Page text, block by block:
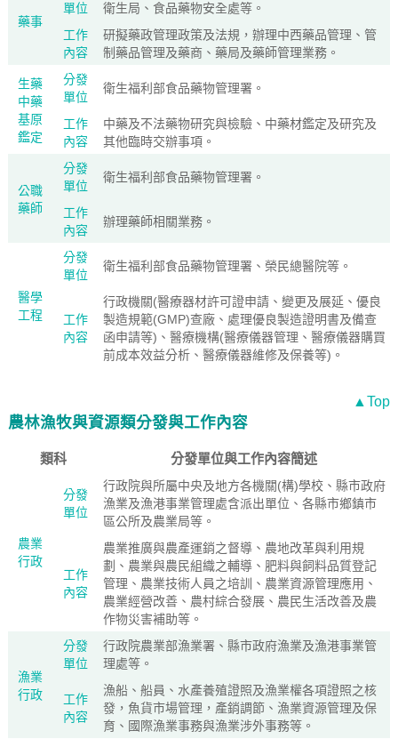
藥事
單位
衛生局、食品藥物安全處等。
工作
內容
研擬藥政管理政策及法規，辦理中西藥品管理、管
制藥品管理及藥商、藥局及藥師管理業務。
生藥
中藥
基原
鑑定
分發
單位
衛生福利部食品藥物管理署。
工作
內容
中藥及不法藥物研究與檢驗、中藥材鑑定及研究及
其他臨時交辦事項。
公職
藥師
分發
單位
衛生福利部食品藥物管理署。
工作
內容
辦理藥師相關業務。
醫學
工程
分發
單位
衛生福利部食品藥物管理署、榮民總醫院等。
工作
內容
行政機關(醫療器材許可證申請、變更及展延、優良
製造規範(GMP)查廠、處理優良製造證明書及備查
函申請等)、醫療機構(醫療儀器管理、醫療儀器購買
前成本效益分析、醫療儀器維修及保養等)。
▲Top
農林漁牧與資源類分發與工作內容
類科 分發單位與工作內容簡述
農業
行政
分發
單位
行政院與所屬中央及地方各機關(構)學校、縣市政府
漁業及漁港事業管理處含派出單位、各縣市鄉鎮市
區公所及農業局等。
工作
內容
農業推廣與農產運銷之督導、農地改革與利用規
劃、農業與農民組織之輔導、肥料與飼料品質登記
管理、農業技術人員之培訓、農業資源管理應用、
農業經營改善、農村綜合發展、農民生活改善及農
作物災害補助等。
漁業
行政
分發
單位
行政院農業部漁業署、縣市政府漁業及漁港事業管
理處等。
工作
內容
漁船、船員、水產養殖證照及漁業權各項證照之核
發，魚貨市場管理，產銷調節、漁業資源管理及保
育、國際漁業事務與漁業涉外事務等。